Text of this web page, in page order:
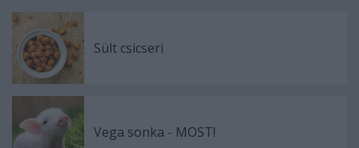
Sült csicseri
Vega sonka - MOST!